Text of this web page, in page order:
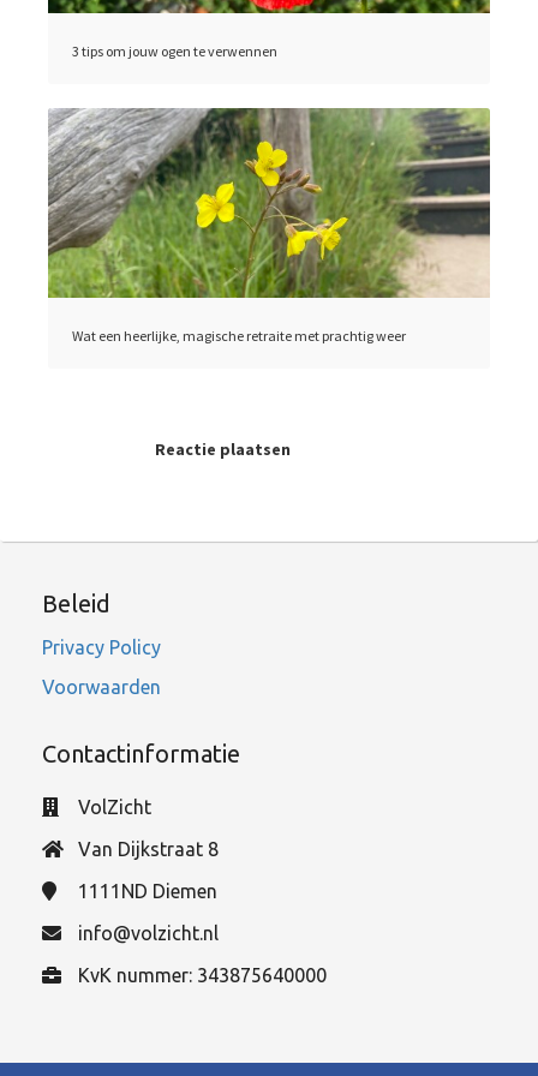
3 tips om jouw ogen te verwennen
Wat een heerlijke, magische retraite met prachtig weer
Reactie plaatsen
Beleid
Privacy Policy
Voorwaarden
Contactinformatie
VolZicht
Van Dijkstraat 8
1111ND Diemen
info@volzicht.nl
KvK nummer: 343875640000